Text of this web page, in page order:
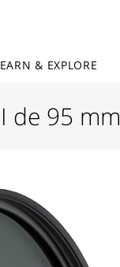
& EXPLORE
de 95 mm